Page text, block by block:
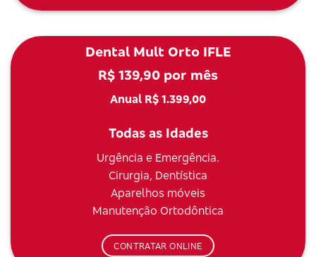
Dental Mult Orto IFLE
R$ 139,90 por mês
Anual R$ 1.399,00
Todas as Idades
Urgência e Emergência.
Cirurgia, Dentística
Aparelhos móveis
Manutenção Ortodôntica
CONTRATAR ONLINE